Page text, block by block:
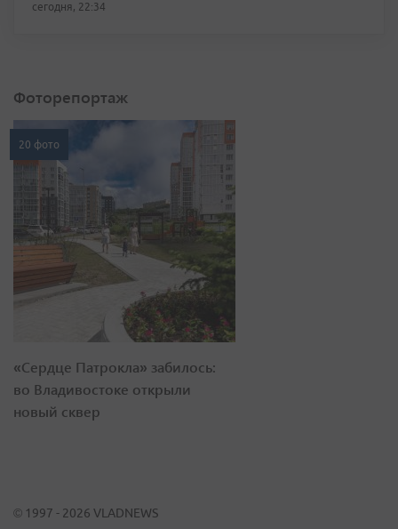
сегодня, 22:34
Фоторепортаж
20 фото
«Сердце Патрокла» забилось:
во Владивостоке открыли
новый сквер
© 1997 - 2026 VLADNEWS